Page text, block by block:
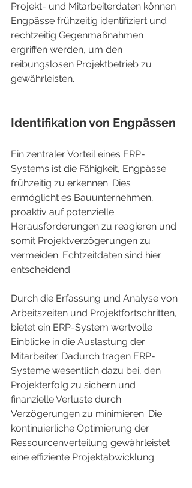
Projekt- und Mitarbeiterdaten können
Engpässe frühzeitig identifiziert und
rechtzeitig Gegenmaßnahmen
ergriffen werden, um den
reibungslosen Projektbetrieb zu
gewährleisten.
Identifikation von Engpässen
Ein zentraler Vorteil eines ERP-
Systems ist die Fähigkeit, Engpässe
frühzeitig zu erkennen. Dies
ermöglicht es Bauunternehmen,
proaktiv auf potenzielle
Herausforderungen zu reagieren und
somit Projektverzögerungen zu
vermeiden. Echtzeitdaten sind hier
entscheidend.
Durch die Erfassung und Analyse von
Arbeitszeiten und Projektfortschritten,
bietet ein ERP-System wertvolle
Einblicke in die Auslastung der
Mitarbeiter. Dadurch tragen ERP-
Systeme wesentlich dazu bei, den
Projekterfolg zu sichern und
finanzielle Verluste durch
Verzögerungen zu minimieren. Die
kontinuierliche Optimierung der
Ressourcenverteilung gewährleistet
eine effiziente Projektabwicklung.